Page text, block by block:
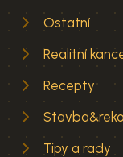
Ostatní
Realitní
Recepty
Tipy a rady